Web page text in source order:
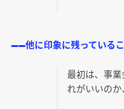
――他に印象に残っている
最初は、事
れがいいのか